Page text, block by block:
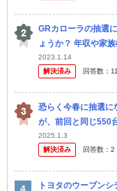
GRカローラの抽選
ょうか？ 年収や家
だから期待していた
人...
2023.1.14
解決済み
回答数： 11
恐らく今春に抽選に
が、前回と同じ550
000台いや1000台
レ
2025.1.3
解決済み
回答数： 2
トヨタのウーブン